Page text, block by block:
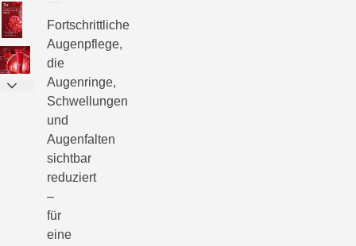
Fortschrittliche
Augenpflege,
die
Augenringe,
Schwellungen
und
Augenfalten
sichtbar
reduziert
–
für
eine